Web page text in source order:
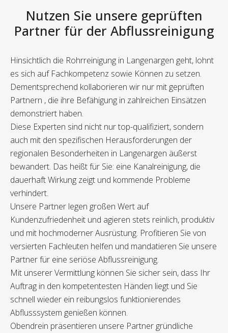
Nutzen Sie unsere geprüften
Partner für der Abflussreinigung
Hinsichtlich die Rohrreinigung in Langenargen geht, lohnt
es sich auf Fachkompetenz sowie Können zu setzen.
Dementsprechend kollaborieren wir nur mit geprüften
Partnern , die ihre Befähigung in zahlreichen Einsätzen
demonstriert haben.
Diese Experten sind nicht nur top-qualifiziert, sondern
auch mit den spezifischen Herausforderungen der
regionalen Besonderheiten in Langenargen äußerst
bewandert. Das heißt für Sie: eine Kanalreinigung, die
dauerhaft Wirkung zeigt und kommende Probleme
verhindert.
Unsere Partner legen großen Wert auf
Kundenzufriedenheit und agieren stets reinlich, produktiv
und mit hochmoderner Ausrüstung. Profitieren Sie von
versierten Fachleuten helfen und mandatieren Sie unsere
Partner für eine seriöse Abflussreinigung.
Mit unserer Vermittlung können Sie sicher sein, dass Ihr
Auftrag in den kompetentesten Händen liegt und Sie
schnell wieder ein reibungslos funktionierendes
Abflusssystem genießen können.
Obendrein präsentieren unsere Partner gründliche